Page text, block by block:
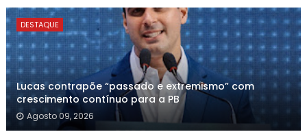
DESTAQUE
Lucas contrapõe “passado e extremismo” com
crescimento contínuo para a PB
Agosto 09, 2026